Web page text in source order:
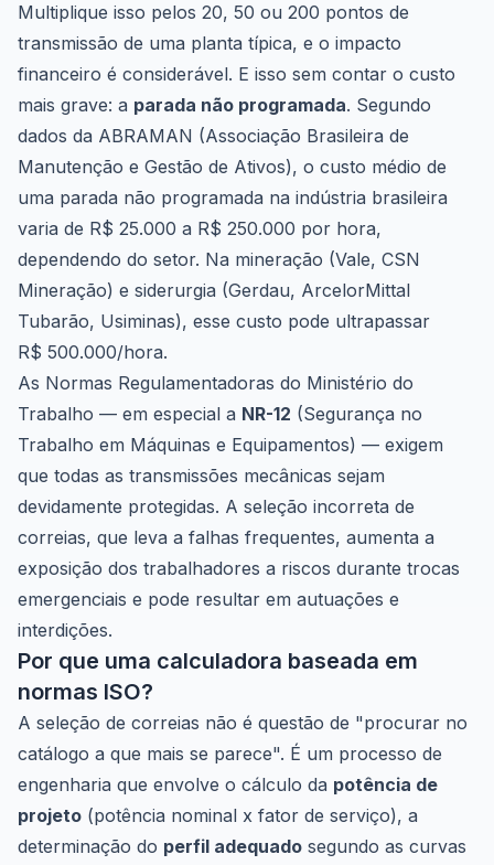
Multiplique isso pelos 20, 50 ou 200 pontos de
transmissão de uma planta típica, e o impacto
financeiro é considerável. E isso sem contar o custo
mais grave: a parada não programada. Segundo
dados da ABRAMAN (Associação Brasileira de
Manutenção e Gestão de Ativos), o custo médio de
uma parada não programada na indústria brasileira
varia de R$ 25.000 a R$ 250.000 por hora,
dependendo do setor. Na mineração (Vale, CSN
Mineração) e siderurgia (Gerdau, ArcelorMittal
Tubarão, Usiminas), esse custo pode ultrapassar
R$ 500.000/hora.
As Normas Regulamentadoras do Ministério do
Trabalho — em especial a NR-12 (Segurança no
Trabalho em Máquinas e Equipamentos) — exigem
que todas as transmissões mecânicas sejam
devidamente protegidas. A seleção incorreta de
correias, que leva a falhas frequentes, aumenta a
exposição dos trabalhadores a riscos durante trocas
emergenciais e pode resultar em autuações e
interdições.
Por que uma calculadora baseada em
normas ISO?
A seleção de correias não é questão de "procurar no
catálogo a que mais se parece". É um processo de
engenharia que envolve o cálculo da potência de
projeto (potência nominal x fator de serviço), a
determinação do perfil adequado segundo as curvas